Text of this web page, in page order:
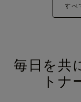
すべ
毎日を共
トナ